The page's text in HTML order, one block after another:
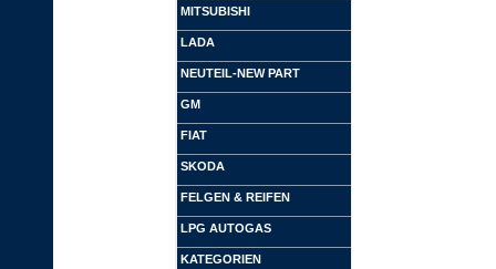
MITSUBISHI
LADA
NEUTEIL-NEW PART
GM
FIAT
SKODA
FELGEN & REIFEN
LPG AUTOGAS
KATEGORIEN